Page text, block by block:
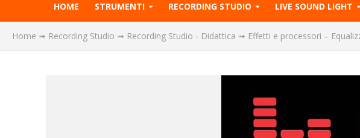
HOME STRUMENTI RECORDING STUDIO LIVE SOUND LIGHT
Home ➟ Recording Studio ➟ Recording Studio - Didattica ➟ Effetti e processori –